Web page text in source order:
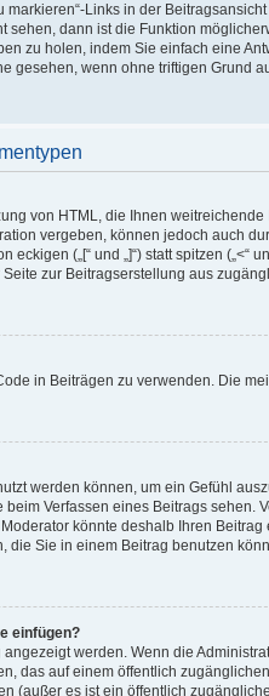
markieren“-Links in der
sehen, dann ist die Funktion
zu holen, indem Sie einfach eine
gesehen, wenn ohne triftigen Grund
von HTML, die Ihnen
vergeben, können jedoch auch
eckigen („[“ und „]“) statt spitzen
zur Beitragserstellung aus
in Beiträgen zu verwenden. Die
werden können, um ein Gefühl
Verfassen eines Beitrags
könnte deshalb Ihren
die Sie in einem Beitrag benutzen
einfügen?
werden. Wenn die
das auf einem öffentlich
(außer es ist ein öffentlich